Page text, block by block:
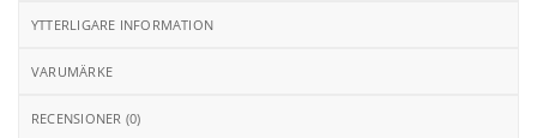
YTTERLIGARE INFORMATION
VARUMÄRKE
RECENSIONER (0)